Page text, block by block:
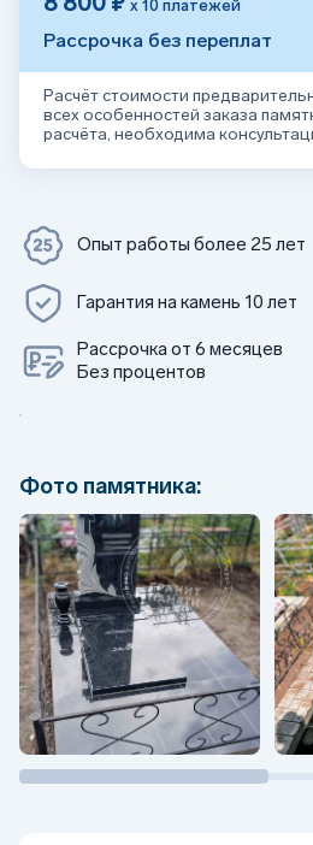
х 10 платежей
Рассрочка без переплат
Расчёт стоимости
всех особенностей заказа
расчёта, необходима
Опыт работы более 25 лет
Гарантия на камень 10 лет
Рассрочка от 6 месяцев
Без процентов
Фото памятника: